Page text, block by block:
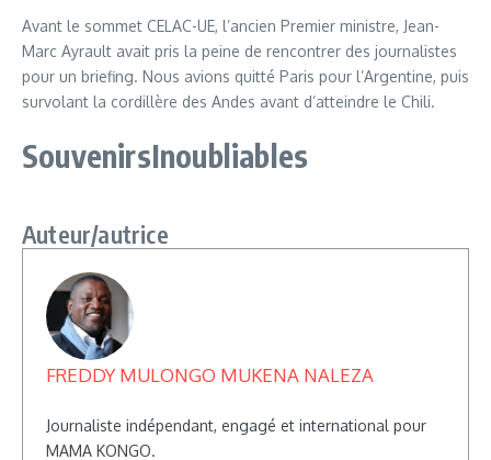
Avant le sommet CELAC-UE, l’ancien Premier ministre, Jean-
Marc Ayrault avait pris la peine de rencontrer des journalistes
pour un briefing. Nous avions quitté Paris pour l’Argentine, puis
survolant la cordillère des Andes avant d’atteindre le Chili.
SouvenirsInoubliables
Auteur/autrice
FREDDY MULONGO MUKENA NALEZA
Journaliste indépendant, engagé et international pour
MAMA KONGO.